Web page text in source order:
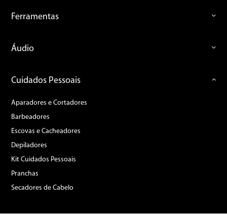
Ferramentas
Áudio
Cuidados Pessoais
Aparadores e Cortadores
Barbeadores
Escovas e Cacheadores
Depiladores
Kit Cuidados Pessoais
Pranchas
Secadores de Cabelo